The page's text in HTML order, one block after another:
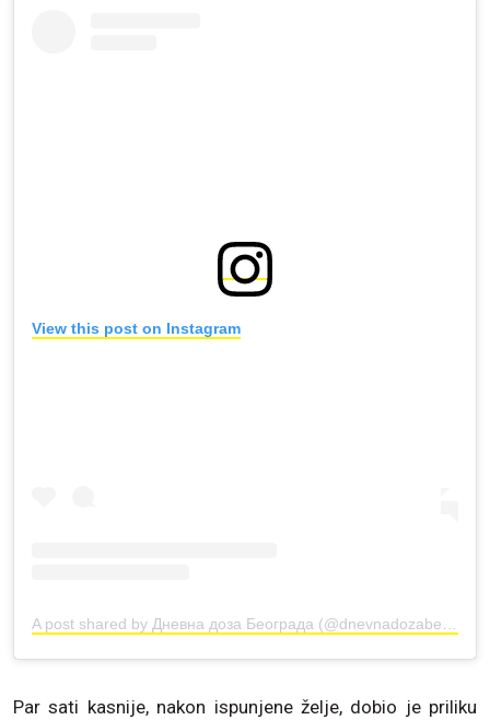
View this post on Instagram
A post shared by Дневна доза Београда (@dnevnadozabeograda)
Par sati kasnije, nakon ispunjene želje, dobio je priliku